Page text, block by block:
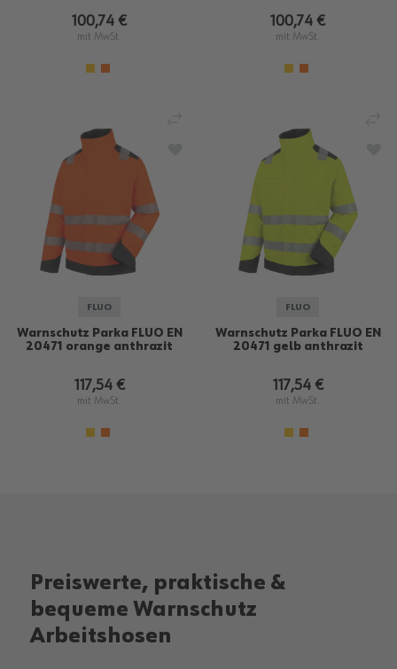
100,74 €
mit MwSt.
100,74 €
mit MwSt.
FLUO
Warnschutz Parka FLUO EN
20471 orange anthrazit
117,54 €
mit MwSt.
ZUR WUNSCHLISTE HINZUFÜGEN
FLUO
Warnschutz Parka FLUO EN
20471 gelb anthrazit
117,54 €
mit MwSt.
Preiswerte, praktische &
bequeme Warnschutz
Arbeitshosen